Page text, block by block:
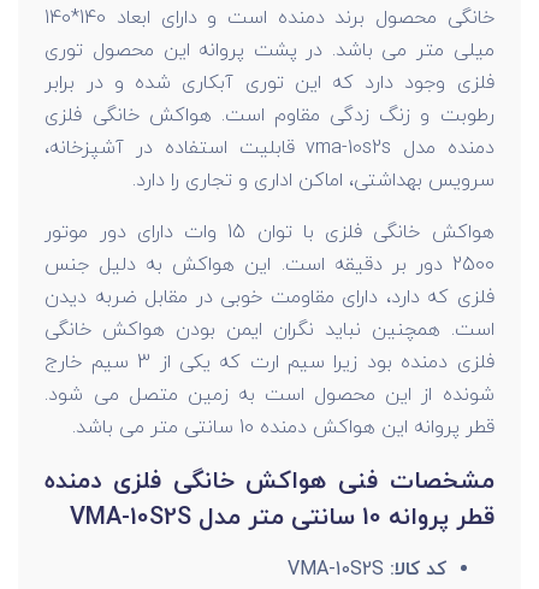
خانگی محصول برند دمنده است و دارای ابعاد 140*140
میلی متر می باشد. در پشت پروانه این محصول توری
فلزی وجود دارد که این توری آبکاری شده و در برابر
رطوبت و زنگ زدگی مقاوم است. هواکش خانگی فلزی
دمنده مدل vma-10s2s قابلیت استفاده در آشپزخانه،
سرویس بهداشتی، اماکن اداری و تجاری را دارد.
هواکش خانگی فلزی با توان 15 وات دارای دور موتور
2500 دور بر دقیقه است. این هواکش به دلیل جنس
فلزی که دارد، دارای مقاومت خوبی در مقابل ضربه دیدن
است. همچنین نباید نگران ایمن بودن هواکش خانگی
فلزی دمنده بود زیرا سیم ارت که یکی از 3 سیم خارج
شونده از این محصول است به زمین متصل می شود.
قطر پروانه این هواکش دمنده 10 سانتی متر می باشد.
مشخصات فنی هواکش خانگی فلزی دمنده
قطر پروانه 10 سانتی متر مدل VMA-10S2S
کد کالا: